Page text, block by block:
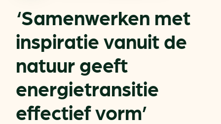
‘Samenwerken met
inspiratie vanuit de
natuur geeft
energietransitie
effectief vorm’